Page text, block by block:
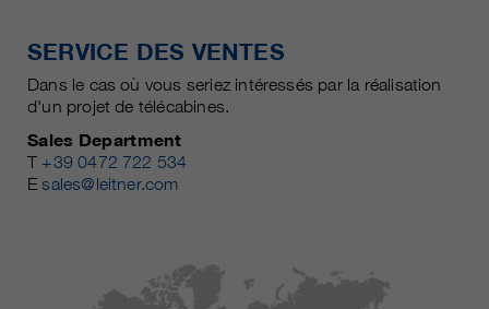
SERVICE DES VENTES
Dans le cas où vous seriez intéressés par la réalisation
d'un projet de télécabines.
Sales Department
T +39 0472 722 534
Esales@leitner.com